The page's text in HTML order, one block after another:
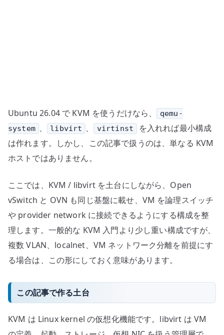
る
へ
の
Ubuntu 26.04 で KVM を使うだけなら、
qemu-
system 、 libvirt 、 virtinst
を入れれば最小構成
は作れます。しかし、この記事で扱うのは、単なる KVM
ホストではありません。
ここでは、KVM / libvirt を土台にしながら、Open
vSwitch と OVN も同じ基盤に載せ、VM を論理スイッチ
や provider network に接続できるようにする構成を整
理します。一般的な KVM 入門より少し重い構成ですが、
複数 VLAN、localnet、VM ネットワーク分離を前提にす
る場合は、この形にしておく意味があります。
この記事で作る土台
KVM は Linux kernel の仮想化機能です。libvirt は VM